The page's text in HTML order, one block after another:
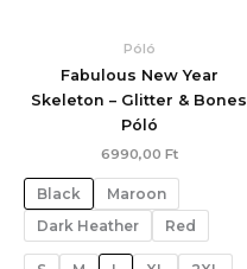
Póló
Fabulous New Year
Skeleton – Glitter & Bones
Póló
6990,00 Ft
Black
Maroon
Dark Heather
Red